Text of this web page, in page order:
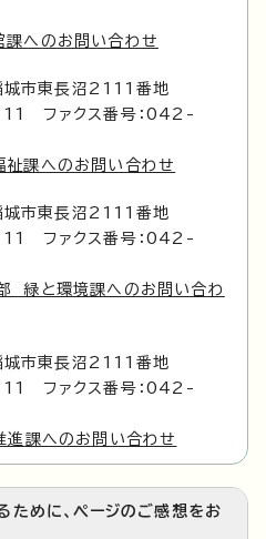
へのお問い合わせ
市東長沼2111番地
ファクス番号：042-
課へのお問い合わせ
市東長沼2111番地
ファクス番号：042-
緑と環境課へのお問い合わ
市東長沼2111番地
ファクス番号：042-
課へのお問い合わせ
ために、ページのご感想をお